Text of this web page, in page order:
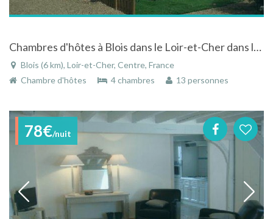
Chambres d'hôtes à Blois dans le Loir-et-Cher dans le Centre au coeur des châteaux Renaissance
Blois (6 km), Loir-et-Cher, Centre, France
Chambre d'hôtes
4 chambres 13 personnes
78€/nuit